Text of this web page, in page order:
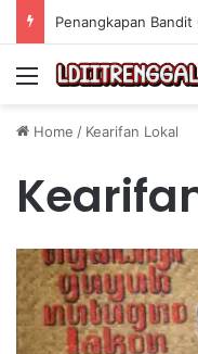
Menu
Home / Kearifan Lokal